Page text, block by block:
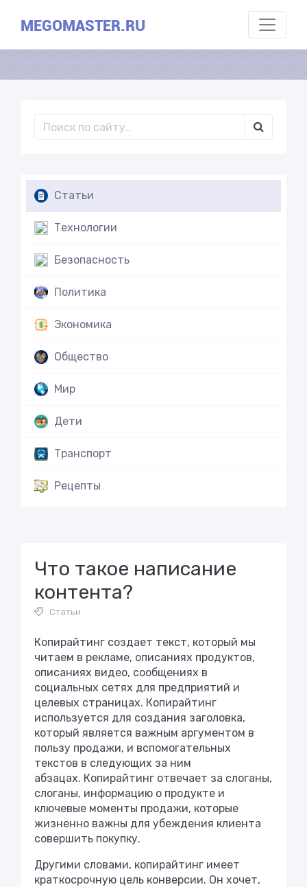
MEGOMASTER.RU
Статьи
Технологии
Безопасность
Политика
Экономика
Общество
Мир
Дети
Транспорт
Рецепты
Что такое написание
контента?
Статьи
Копирайтинг создает текст, который мы
читаем в рекламе, описаниях продуктов,
описаниях видео, сообщениях в
социальных сетях для предприятий и
целевых страницах. Копирайтинг
используется для создания заголовка,
который является важным аргументом в
пользу продажи, и вспомогательных
текстов в следующих за ним
абзацах. Копирайтинг отвечает за слоганы,
слоганы, информацию о продукте и
ключевые моменты продажи, которые
жизненно важны для убеждения клиента
совершить покупку.
Другими словами, копирайтинг имеет
краткосрочную цель конверсии. Он хочет,